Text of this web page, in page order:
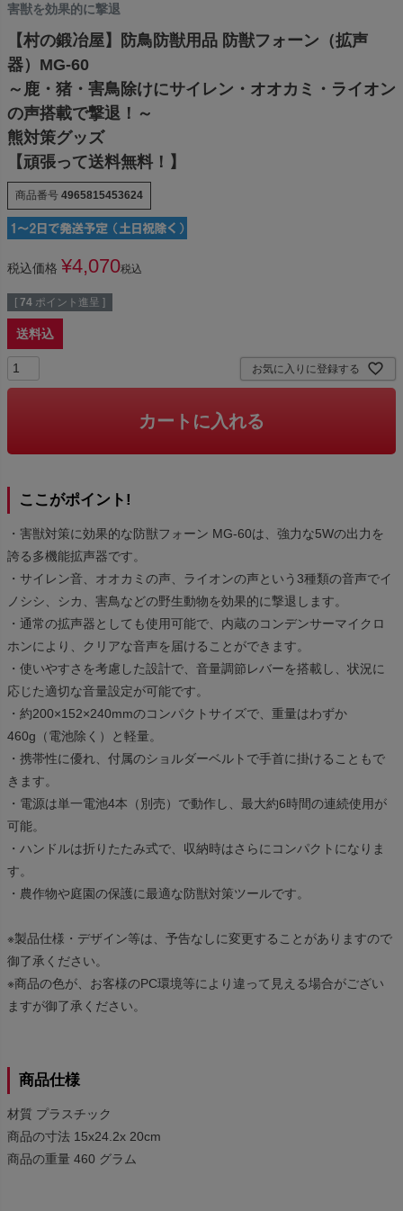
害獣を効果的に撃退
【村の鍛冶屋】防鳥防獣用品 防獣フォーン（拡声
器）MG-60
～鹿・猪・害鳥除けにサイレン・オオカミ・ライオン
の声搭載で撃退！～
熊対策グッズ
【頑張って送料無料！】
商品番号 4965815453624
税込価格 ¥4,070税込
[ 74 ポイント進呈 ]
送料込
お気に入りに登録する
カートに入れる
ここがポイント!
・害獣対策に効果的な防獣フォーン MG-60は、強力な5Wの出力を
誇る多機能拡声器です。
・サイレン音、オオカミの声、ライオンの声という3種類の音声でイ
ノシシ、シカ、害鳥などの野生動物を効果的に撃退します。
・通常の拡声器としても使用可能で、内蔵のコンデンサーマイクロ
ホンにより、クリアな音声を届けることができます。
・使いやすさを考慮した設計で、音量調節レバーを搭載し、状況に
応じた適切な音量設定が可能です。
・約200×152×240mmのコンパクトサイズで、重量はわずか
460g（電池除く）と軽量。
・携帯性に優れ、付属のショルダーベルトで手首に掛けることもで
きます。
・電源は単一電池4本（別売）で動作し、最大約6時間の連続使用が
可能。
・ハンドルは折りたたみ式で、収納時はさらにコンパクトになりま
す。
・農作物や庭園の保護に最適な防獣対策ツールです。
※製品仕様・デザイン等は、予告なしに変更することがありますので
御了承ください。
※商品の色が、お客様のPC環境等により違って見える場合がござい
ますが御了承ください。
商品仕様
材質 プラスチック
商品の寸法 15x24.2x 20cm
商品の重量 460 グラム